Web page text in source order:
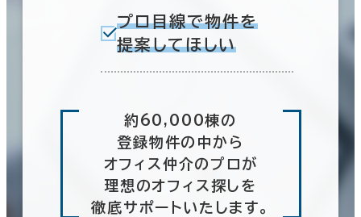
プロ目線で物件を
提案してほしい
約60,000棟の
登録物件の中から
オフィス仲介のプロが
理想のオフィス探しを
徹底サポートいたします。